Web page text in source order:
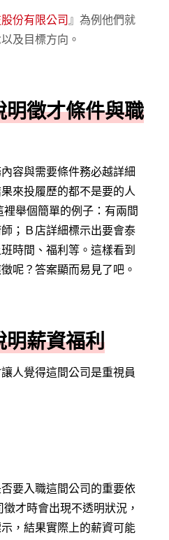
份有限公司』為例他們就
及目標方向。
徵才條件與職
容與需要條件務必越詳細
來投履歷的都不是要的人
舉個簡單的例子：有兩間
；Ｂ店詳細標示出要會泰
時間、福利等。這樣看到
呢？答案顯而易見了吧。
明薪資福利
人覺得這間公司是重視員
要入職這間公司的重要依
才時會出現不透明狀況，
，結果實際上的薪資可能